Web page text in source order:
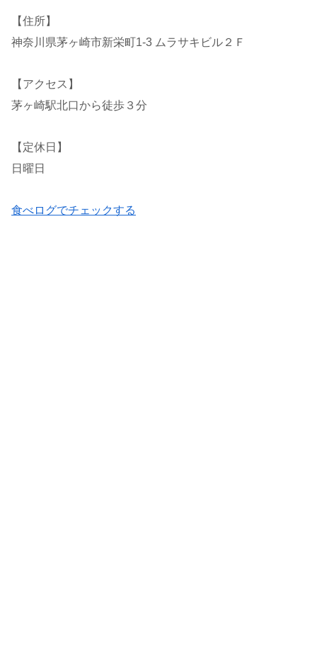
【住所】
神奈川県茅ヶ崎市新栄町1-3 ムラサキビル２Ｆ
【アクセス】
茅ヶ崎駅北口から徒歩３分
【定休日】
日曜日
食べログでチェックする